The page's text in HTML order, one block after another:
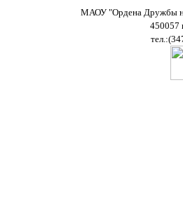
МАОУ "Ордена Дружбы
450057